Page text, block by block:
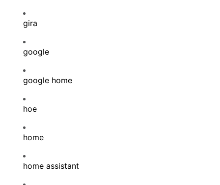
gira
google
google home
hoe
home
home assistant